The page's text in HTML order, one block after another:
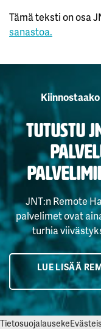
Tämä teksti on osa
sanastoa.
Tutustu
JNT:n Remote
palvelimet ovat
turhia
LUE LISÄÄ
Tietosuojalauseke